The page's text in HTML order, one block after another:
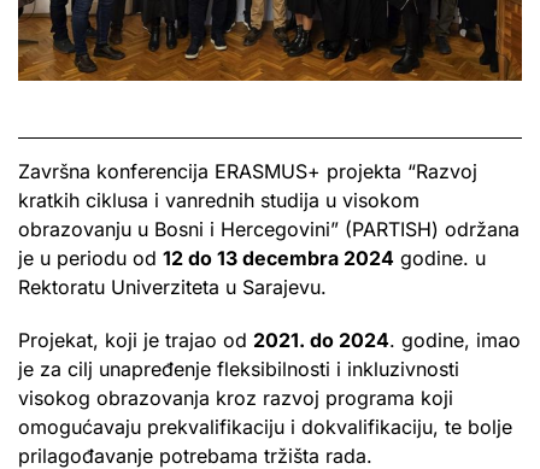
Završna konferencija ERASMUS+ projekta “Razvoj
kratkih ciklusa i vanrednih studija u visokom
obrazovanju u Bosni i Hercegovini” (PARTISH) održana
je u periodu od 12 do 13 decembra 2024 godine. u
Rektoratu Univerziteta u Sarajevu.
Projekat, koji je trajao od 2021. do 2024. godine, imao
je za cilj unapređenje fleksibilnosti i inkluzivnosti
visokog obrazovanja kroz razvoj programa koji
omogućavaju prekvalifikaciju i dokvalifikaciju, te bolje
prilagođavanje potrebama tržišta rada.